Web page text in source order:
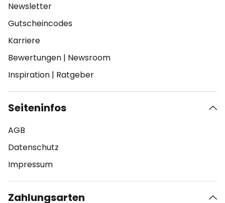
Newsletter
Gutscheincodes
Karriere
Bewertungen | Newsroom
Inspiration | Ratgeber
Seiteninfos
AGB
Datenschutz
Impressum
Zahlungsarten